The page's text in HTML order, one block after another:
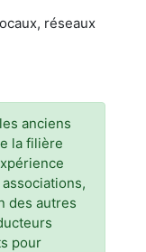
réseaux
anciens
la filière
des autres
pour